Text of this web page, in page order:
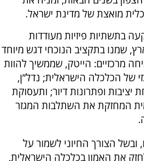
מואצת של מדינת ישראל.
בתשתיות פיזיות מעודדות
שמנו בתקציב הנוכחי דגש מיוחד
מרכזיים: הייטק, שממשיך להוות
של הכלכלה הישראלית; נדל”ן,
יציבות ופתרונות דיור; ותעסוקת
המחזקת את השתלבות המגזר
הצורך החיוני לשמור על
את האמון בכלכלה הישראלית,